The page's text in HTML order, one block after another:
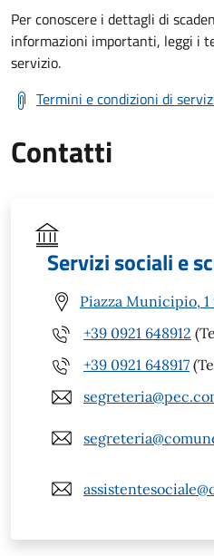
Per conoscere i dettagli di
informazioni importanti, leggi i
servizio.
Termini e condizioni di
Contatti
Servizi sociali e
Piazza Municipio,
+39 0921 648912
+39 0921 648917